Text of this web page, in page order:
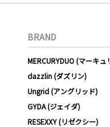
BRAND
MERCURYDUO (マーキ
dazzlin (ダズリン)
Ungrid (アングリッド)
GYDA (ジェイダ)
RESEXXY (リゼクシー)